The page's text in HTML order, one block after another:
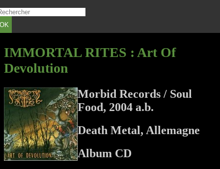
OK
IMMORTAL RITES : Art Of
Devolution
Morbid Records / Soul
Food, 2004 a.b.
Death Metal, Allemagne
Album CD